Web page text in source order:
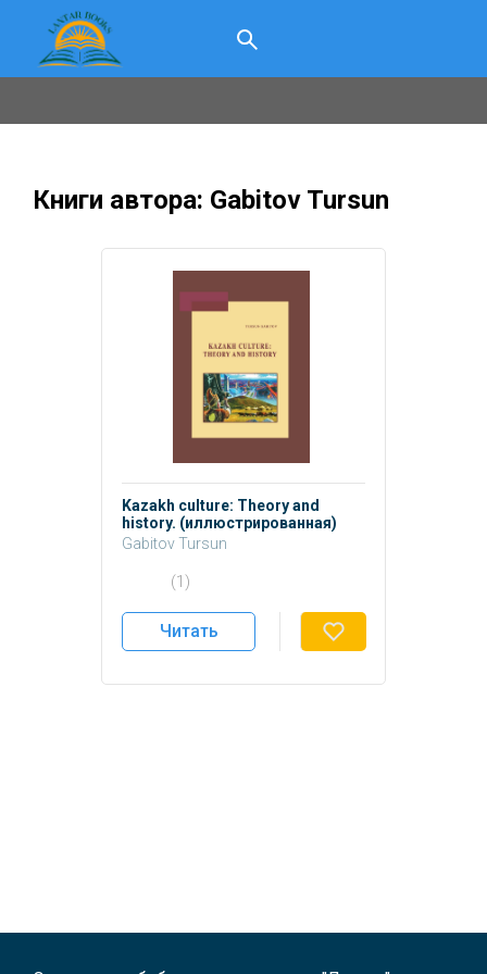
Книги автора: Gabitov Tursun
Kazakh culture: Theory and
history. (иллюстрированная)
Gabitov Tursun
Gabitov T.
(1)
Читать